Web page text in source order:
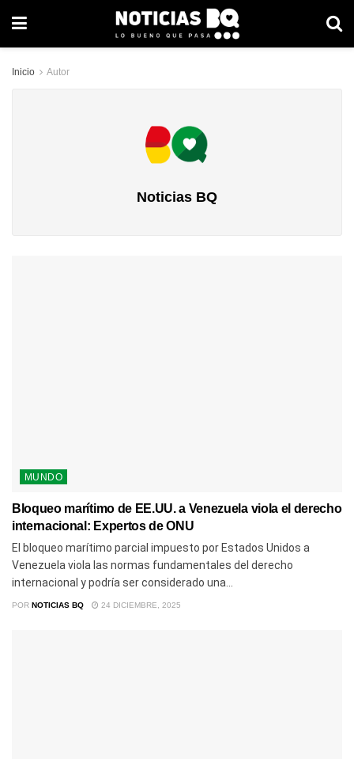
Inicio Autor
Noticias BQ
MUNDO
Bloqueo marítimo de EE.UU. a Venezuela viola el derecho
internacional: Expertos de ONU
El bloqueo marítimo parcial impuesto por Estados Unidos a
Venezuela viola las normas fundamentales del derecho
internacional y podría ser considerado una...
POR NOTICIAS BQ 24 DICIEMBRE, 2025